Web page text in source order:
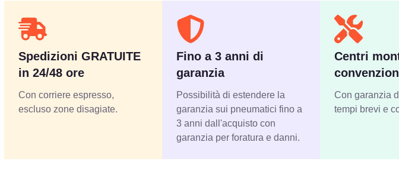
Spedizioni GRATUITE
in 24/48 ore
Con corriere espresso,
escluso zone disagiate.
Fino a 3 anni di
garanzia
Possibilità di estendere la
garanzia sui pneumatici fino a
3 anni dall'acquisto con
garanzia per foratura e danni.
Centri
Con garanzia
tempi brevi e